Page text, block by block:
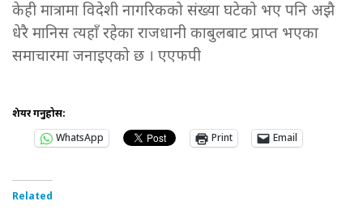
केही मात्रामा विदेशी नागरिकको संख्या घटेको भए पनि अझै
धेरै मानिस त्यहाँ रहेका राजधानी काबुलबाट प्राप्त भएका
समाचारमा जनाइएको छ । एएफपी
शेयर गर्नुहोस:
WhatsApp
Print Email
Related